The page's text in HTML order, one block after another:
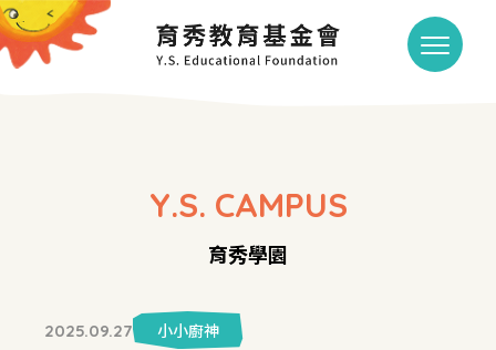
Y.S. CAMPUS
育秀學園
2025.09.27 小小廚神